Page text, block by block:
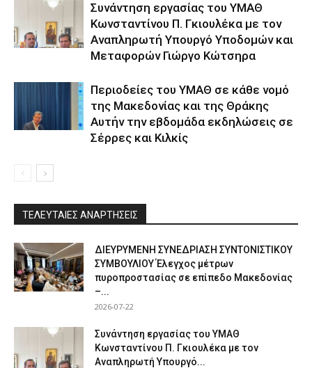
Συνάντηση εργασίας του ΥΜΑΘ
Κωνσταντίνου Π. Γκιουλέκα με τον
Αναπληρωτή Υπουργό Υποδομών και
Μεταφορών Γιώργο Κώτσηρα
Περιοδείες του ΥΜΑΘ σε κάθε νομό
της Μακεδονίας και της Θράκης
Αυτήν την εβδομάδα εκδηλώσεις σε
Σέρρες και Κιλκίς
ΤΕΛΕΥΤΑΙΕΣ ΑΝΑΡΤΗΣΕΙΣ
ΔΙΕΥΡΥΜΕΝΗ ΣΥΝΕΔΡΙΑΣΗ ΣΥΝΤΟΝΙΣΤΙΚΟΥ
ΣΥΜΒΟΥΛΙΟΥ Έλεγχος μέτρων
πυροπροστασίας σε επίπεδο Μακεδονίας
–...
2026-07-22
Συνάντηση εργασίας του ΥΜΑΘ
Κωνσταντίνου Π. Γκιουλέκα με τον
Αναπληρωτή Υπουργό...